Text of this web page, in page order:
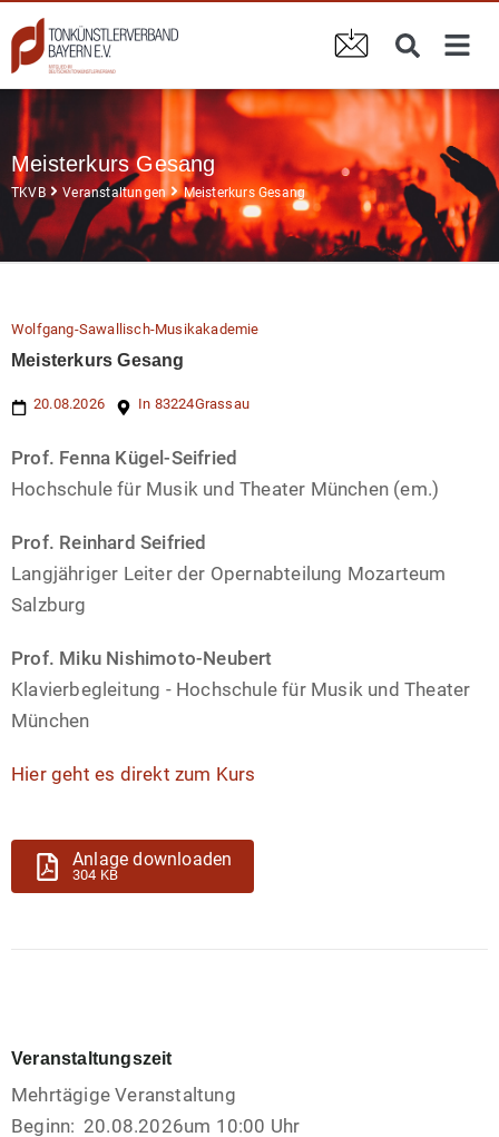
Meisterkurs Gesang
TKVB Veranstaltungen Meisterkurs Gesang
Wolfgang-Sawallisch-Musikakademie
Meisterkurs Gesang
20.08.2026 In 83224Grassau
Prof. Fenna Kügel-Seifried
Hochschule für Musik und Theater München (em.)
Prof. Reinhard Seifried
Langjähriger Leiter der Opernabteilung Mozarteum
Salzburg
Prof. Miku Nishimoto-Neubert
Klavierbegleitung - Hochschule für Musik und Theater
München
Hier geht es direkt zum Kurs
Anlage downloaden
304 KB
Veranstaltungszeit
Mehrtägige Veranstaltung
Beginn: 20.08.2026um 10:00 Uhr